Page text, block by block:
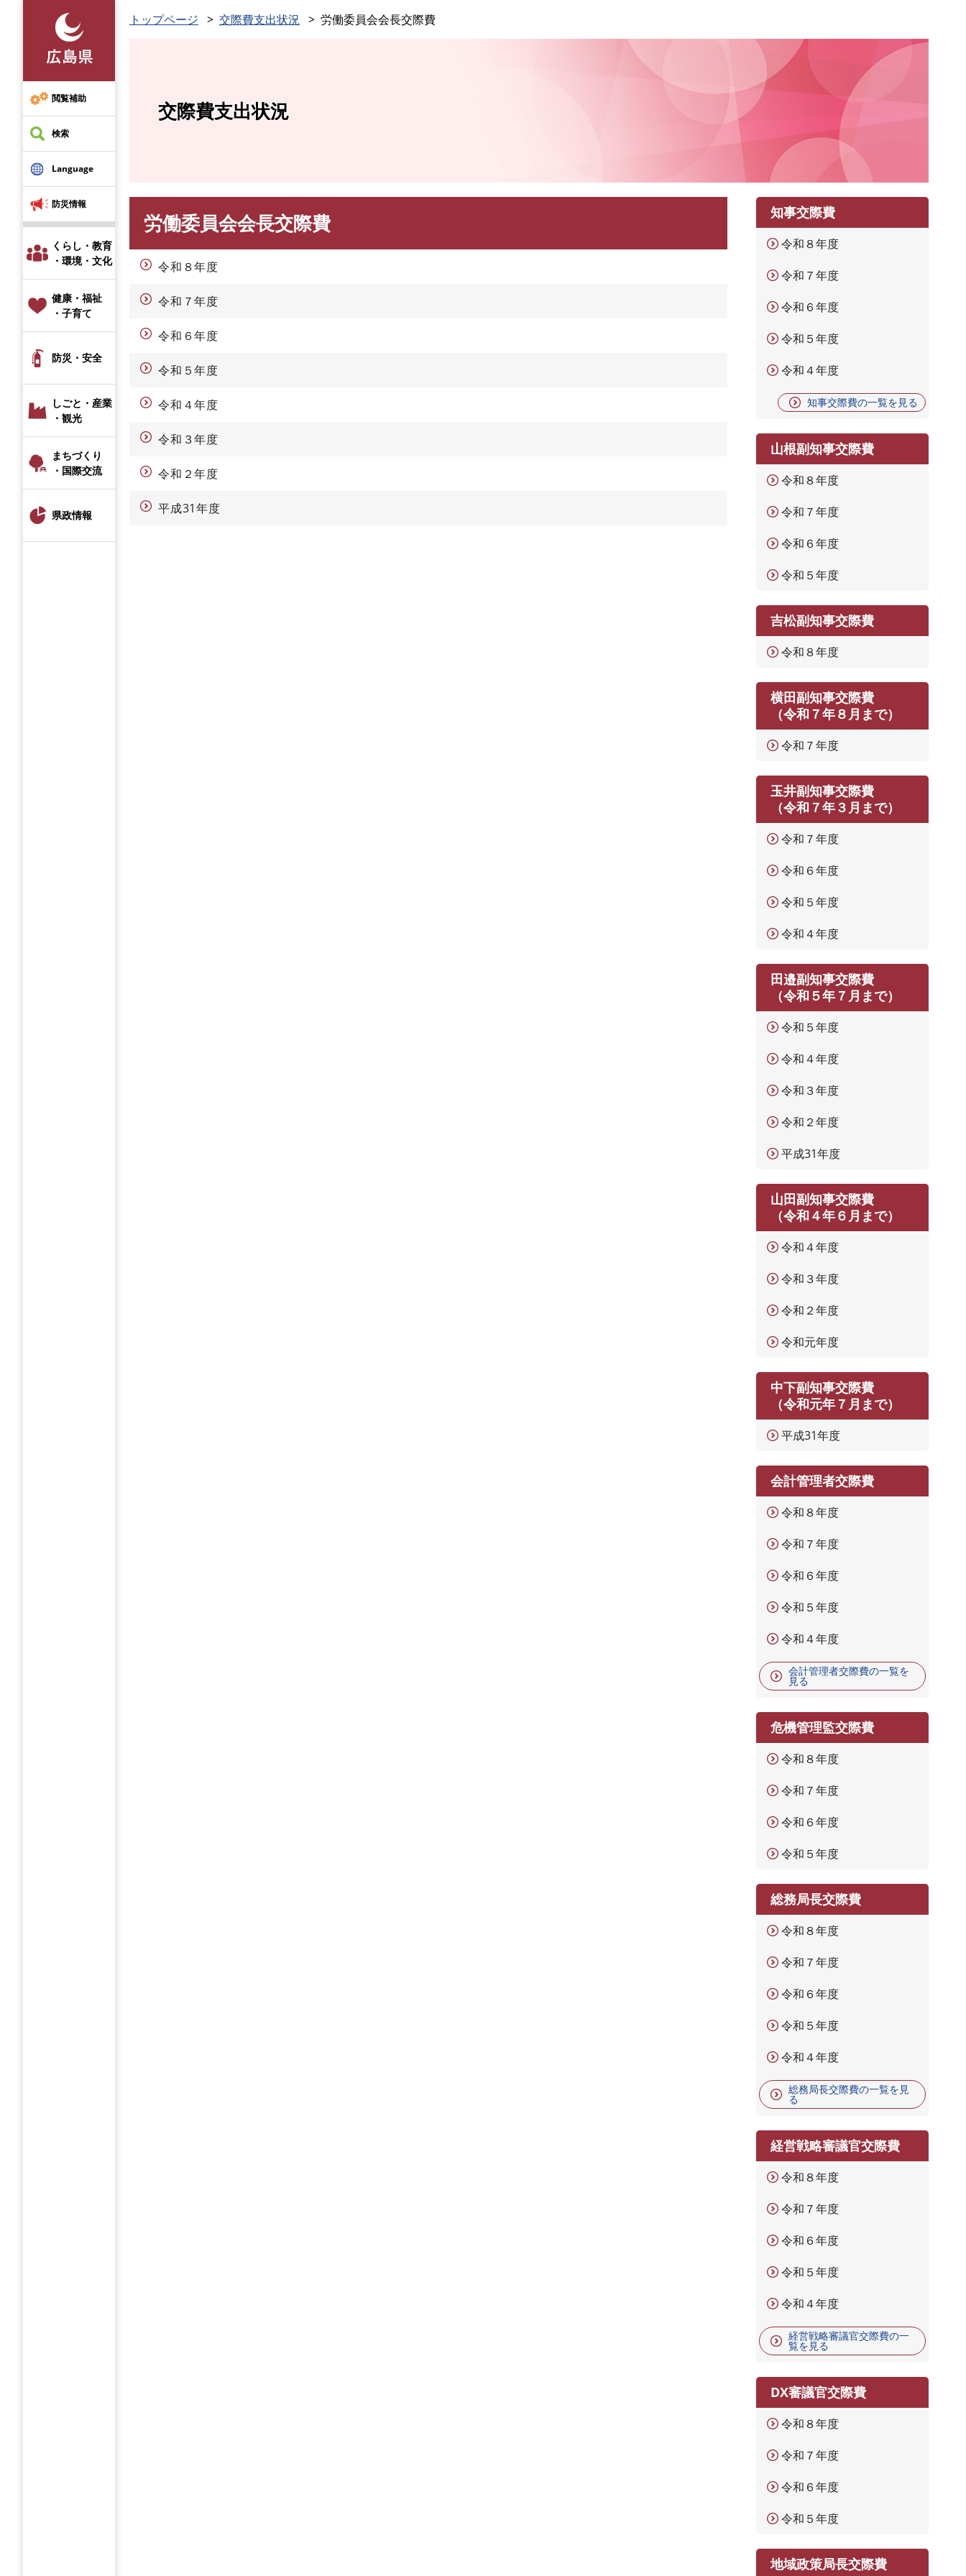
先
頭
で
す
閲覧補助
検索
Language
防災情報
くらし・教育
・環境・文化
健康・福祉
・子育て
防災・安全
しごと・産業
・観光
まちづくり
・国際交流
県政情報
トップページ 交際費支出状況 労働委員会会長交際費
交際費支出状況
労働委員会会長交際費
令和８年度
令和７年度
令和６年度
令和５年度
令和４年度
令和３年度
令和２年度
平成31年度
知事交際費
令和８年度
令和７年度
令和６年度
令和５年度
令和４年度
知事交際費の一覧を見る
山根副知事交際費
令和８年度
令和７年度
令和６年度
令和５年度
吉松副知事交際費
令和８年度
横田副知事交際費
（令和７年８月まで）
令和７年度
玉井副知事交際費
（令和７年３月まで）
令和７年度
令和６年度
令和５年度
令和４年度
田邉副知事交際費
（令和５年７月まで）
令和５年度
令和４年度
令和３年度
令和２年度
平成31年度
山田副知事交際費
（令和４年６月まで）
令和４年度
令和３年度
令和２年度
令和元年度
中下副知事交際費
（令和元年７月まで）
平成31年度
会計管理者交際費
令和８年度
令和７年度
令和６年度
令和５年度
令和４年度
会計管理者交際費の一覧を
見る
危機管理監交際費
令和８年度
令和７年度
令和６年度
令和５年度
総務局長交際費
令和８年度
令和７年度
令和６年度
令和５年度
令和４年度
総務局長交際費の一覧を見
る
経営戦略審議官交際費
令和８年度
令和７年度
令和６年度
令和５年度
令和４年度
経営戦略審議官交際費の一
覧を見る
DX審議官交際費
令和８年度
令和７年度
令和６年度
令和５年度
地域政策局長交際費